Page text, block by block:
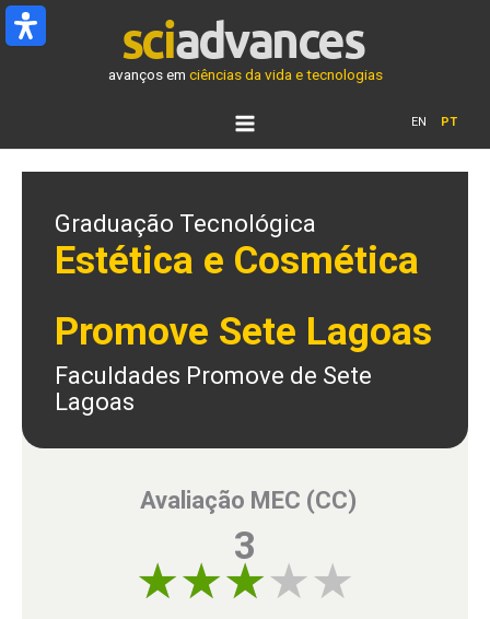
Ir
para
avanços em ciências da vida e tecnologias
EN PT
Graduação Tecnológica
Estética e Cosmética
Promove Sete Lagoas
Faculdades Promove de Sete
Lagoas
Avaliação MEC (CC)
3